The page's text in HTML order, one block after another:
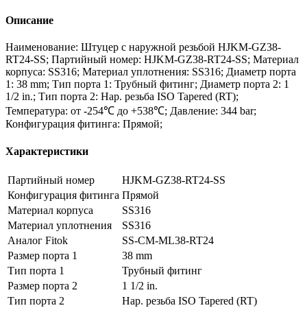
Описание
Наименование: Штуцер с наружной резьбой HJKM-GZ38-
RT24-SS; Партийный номер: HJKM-GZ38-RT24-SS; Материал
корпуса: SS316; Материал уплотнения: SS316; Диаметр порта
1: 38 mm; Тип порта 1: Трубный фитинг; Диаметр порта 2: 1
1/2 in.; Тип порта 2: Нар. резьба ISO Tapered (RT);
Температура: от -254℃ до +538℃; Давление: 344 bar;
Конфигурация фитинга: Прямой;
Характеристики
Партийный номер
HJKM-GZ38-RT24-SS
Конфигурация фитинга Прямой
Материал корпуса
SS316
Материал уплотнения
SS316
Аналог Fitok
SS-CM-ML38-RT24
Размер порта 1
38 mm
Тип порта 1
Трубный фитинг
Размер порта 2
1 1/2 in.
Тип порта 2
Нар. резьба ISO Tapered (RT)